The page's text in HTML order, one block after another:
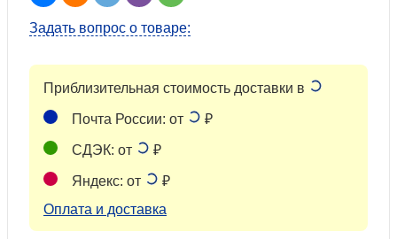
Задать вопрос о товаре:
Приблизительная стоимость доставки в
Почта России: от ₽
СДЭК: от ₽
Яндекс: от
₽
Оплата и доставка